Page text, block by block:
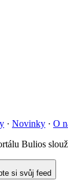
· Novinky · O
Bulios
si svůj feed